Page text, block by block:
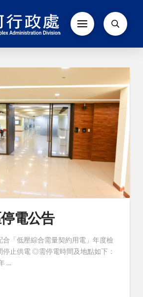
電公告
合「低壓綜合需量契約用電」年度檢
停止供電 ◎需停電時間及地點如下：
…